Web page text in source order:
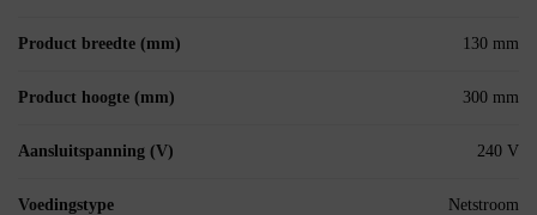
Product breedte (mm) 130 mm
Product hoogte (mm) 300 mm
Aansluitspanning (V) 240 V
Voedingstype Netstroom